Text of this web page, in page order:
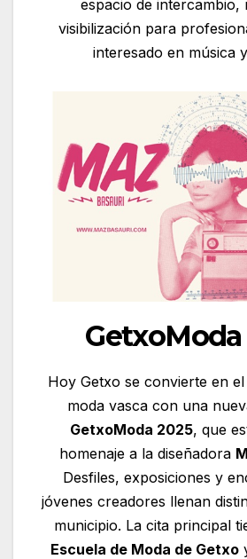
espacio de intercambio,
visibilización para
interesado en música
GetxoModa
Hoy Getxo se convierte en
moda vasca con una
GetxoModa 2025, que
homenaje a la diseñadora
Desfiles, exposiciones y
jóvenes creadores llenan
municipio. La cita principal
Escuela de Moda de Getxo